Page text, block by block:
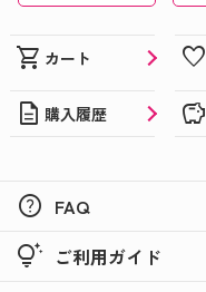
shopping_cart カート favorite
description 購入履歴 savings
help FAQ
tips_and_updates ご利用ガイド